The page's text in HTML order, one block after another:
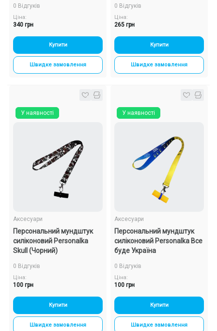
0 Відгуків
Ціна:
340 грн
Купити
Швидке замовлення
0 Відгуків
Ціна:
265 грн
Купити
Швидке замовлення
У наявності
Аксесуари
Персональний мундштук
силіконовий Personalka
Skull (Чорний)
0 Відгуків
Ціна:
100 грн
Купити
Швидке замовлення
У наявності
Аксесуари
Персональний мундштук
силіконовий Personalka Все
буде Україна
0 Відгуків
Ціна:
100 грн
Купити
Швидке замовлення